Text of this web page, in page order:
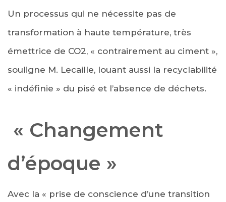
Un processus qui ne nécessite pas de
transformation à haute température, très
émettrice de CO2, « contrairement au ciment »,
souligne M. Lecaille, louant aussi la recyclabilité
« indéfinie » du pisé et l’absence de déchets.
« Changement
d’époque »
Avec la « prise de conscience d’une transition